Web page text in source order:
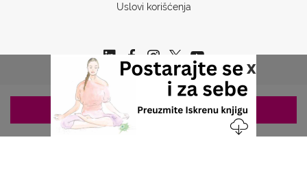
x
Uslovi korišćenja
Copyrights © 2026 Sva prava www.stetoskop.info
ZAKAZIVANJE 063/687-460